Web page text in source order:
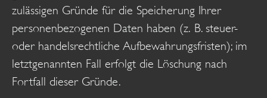
zulässigen Gründe für die Speicherung Ihrer
personenbezogenen Daten haben (z. B. steuer-
oder handelsrechtliche Aufbewahrungsfristen); im
letztgenannten Fall erfolgt die Löschung nach
Fortfall dieser Gründe.